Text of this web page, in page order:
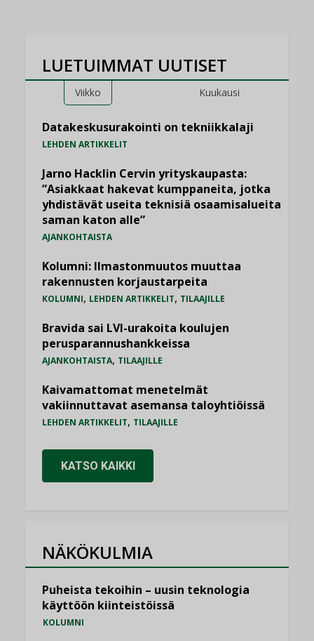
LUETUIMMAT UUTISET
Viikko Kuukausi
Datakeskusurakointi on tekniikkalaji
LEHDEN ARTIKKELIT
Jarno Hacklin Cervin yrityskaupasta:
”Asiakkaat hakevat kumppaneita, jotka
yhdistävät useita teknisiä osaamisalueita
saman katon alle”
AJANKOHTAISTA
Kolumni: Ilmastonmuutos muuttaa
rakennusten korjaustarpeita
KOLUMNI, LEHDEN ARTIKKELIT, TILAAJILLE
Bravida sai LVI-urakoita koulujen
perusparannushankkeissa
AJANKOHTAISTA, TILAAJILLE
Kaivamattomat menetelmät
vakiinnuttavat asemansa taloyhtiöissä
LEHDEN ARTIKKELIT, TILAAJILLE
KATSO KAIKKI
NÄKÖKULMIA
Puheista tekoihin – uusin teknologia
käyttöön kiinteistöissä
KOLUMNI